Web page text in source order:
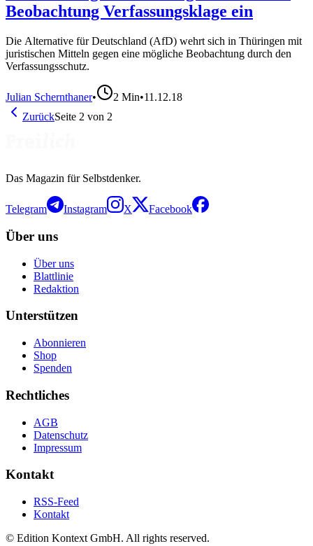
Beobachtung Verfassungsklage ein
Die Alternative für Deutschland (AfD) wehrt sich in Thüringen mit
juristischen Mitteln gegen eine mögliche Beobachtung durch den
Verfassungsschutz.
Julian Schernthaner• 2 Min•11.12.18
ZurückSeite 2 von 2
Das Magazin für Selbstdenker.
Telegram Instagram X Facebook
Über uns
Über uns
Blattlinie
Redaktion
Unterstützen
Abonnieren
Shop
Spenden
Rechtliches
AGB
Datenschutz
Impressum
Kontakt
RSS-Feed
Kontakt
© Edition Kontext GmbH. All rights reserved.